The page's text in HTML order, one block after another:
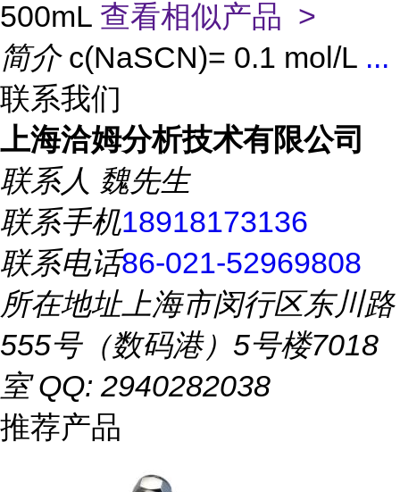
500mL 查看相似产品 >
简介 c(NaSCN)= 0.1 mol/L ...
联系我们
上海洽姆分析技术有限公司
联系人 魏先生
联系手机18918173136
联系电话86-021-52969808
所在地址上海市闵行区东川路
555号（数码港）5号楼7018
室 QQ: 2940282038
推荐产品